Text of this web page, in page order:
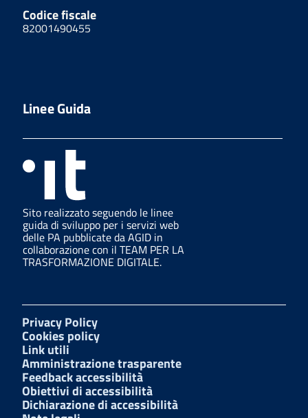
Codice fiscale
82001490455
Linee Guida
Sito realizzato seguendo le linee
guida di sviluppo per i servizi web
delle PA pubblicate da AGID in
collaborazione con il TEAM PER LA
TRASFORMAZIONE DIGITALE.
Privacy Policy
Cookies policy
Link utili
Amministrazione trasparente
Feedback accessibilità
Obiettivi di accessibilità
Dichiarazione di accessibilità